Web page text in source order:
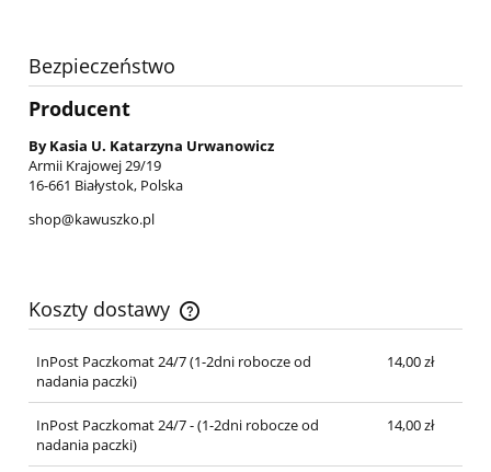
Bezpieczeństwo
Producent
By Kasia U. Katarzyna Urwanowicz
Armii Krajowej 29/19
16-661 Białystok, Polska
shop@kawuszko.pl
Koszty dostawy
Cena nie zawiera ewentualnych kosztów płatności
InPost Paczkomat 24/7 (1-2dni robocze od
nadania paczki)
14,00 zł
InPost Paczkomat 24/7 - (1-2dni robocze od
nadania paczki)
14,00 zł